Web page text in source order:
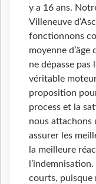
y a 16 ans.
Villeneuve
fonctionnons
moyenne
ne dépasse pas
véritable
proposition
process et la
nous attachons
assurer les
la meilleure
courts, puisque